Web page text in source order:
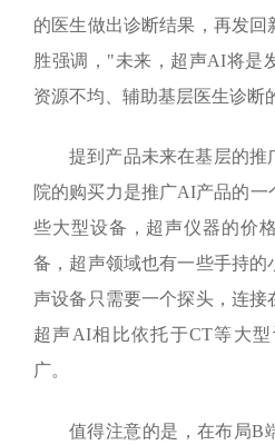
的医生做出诊断结果，再发
胜强调，"未来，超声AI将是
资源不均、辅助基层医生诊断
提到产品未来在基层的推
院的购买力是推广AI产品的一
些大型设备，超声仪器的价
备，超声领域也有一些手持的
声设备只需要一个探头，连接
超声AI相比依托于CT等大
广。
值得注意的是，在布局B